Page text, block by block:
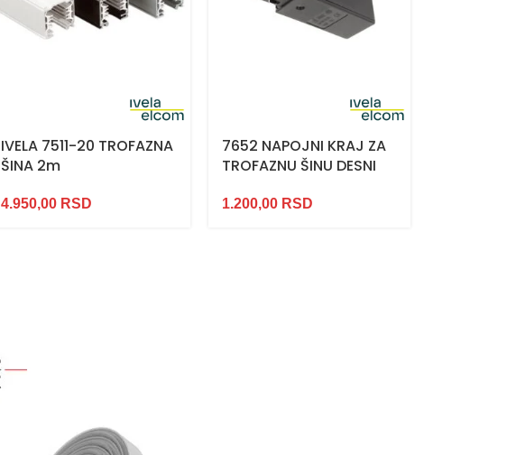
IVELA 7511-20 TROFAZNA
ŠINA 2m
4.950,00 RSD
7652 NAPOJNI KRAJ ZA
TROFAZNU ŠINU DESNI
1.200,00 RSD